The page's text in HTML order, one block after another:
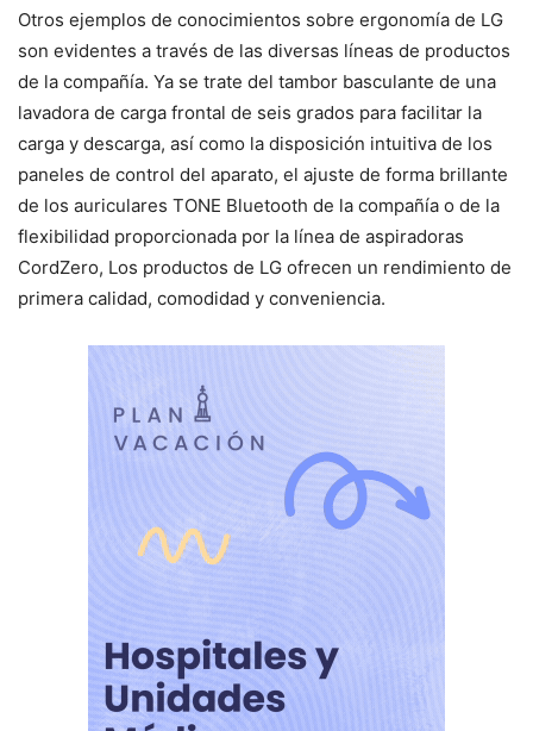
Otros ejemplos de conocimientos sobre ergonomía de LG
son evidentes a través de las diversas líneas de productos
de la compañía. Ya se trate del tambor basculante de una
lavadora de carga frontal de seis grados para facilitar la
carga y descarga, así como la disposición intuitiva de los
paneles de control del aparato, el ajuste de forma brillante
de los auriculares TONE Bluetooth de la compañía o de la
flexibilidad proporcionada por la línea de aspiradoras
CordZero, Los productos de LG ofrecen un rendimiento de
primera calidad, comodidad y conveniencia.